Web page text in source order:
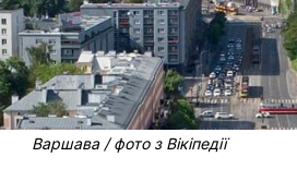
Варшава / фото з Вікіпедії